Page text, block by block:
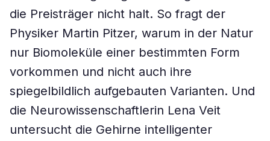
die Preisträger nicht halt. So fragt der
Physiker Martin Pitzer, warum in der Natur
nur Biomoleküle einer bestimmten Form
vorkommen und nicht auch ihre
spiegelbildlich aufgebauten Varianten. Und
die Neurowissenschaftlerin Lena Veit
untersucht die Gehirne intelligenter